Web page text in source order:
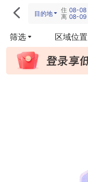
 目的地 住 08-08
离 08-09
筛选 区域位置